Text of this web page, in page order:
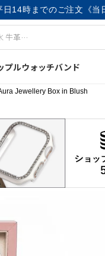
日14時までのご注文《当
プルウォッチバンド
Jewellery Box in Blush